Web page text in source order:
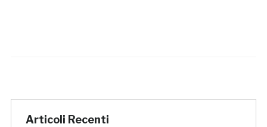
Articoli Recenti